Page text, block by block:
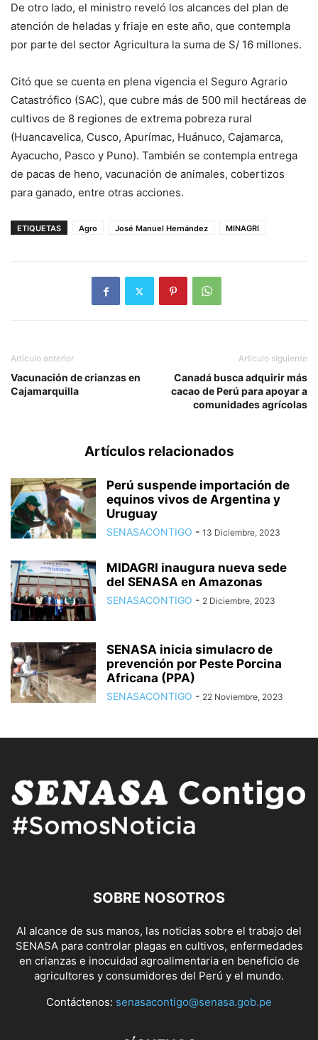
De otro lado, el ministro reveló los alcances del plan de
atención de heladas y friaje en este año, que contempla
por parte del sector Agricultura la suma de S/ 16 millones.
Citó que se cuenta en plena vigencia el Seguro Agrario
Catastrófico (SAC), que cubre más de 500 mil hectáreas de
cultivos de 8 regiones de extrema pobreza rural
(Huancavelica, Cusco, Apurímac, Huánuco, Cajamarca,
Ayacucho, Pasco y Puno). También se contempla entrega
de pacas de heno, vacunación de animales, cobertizos
para ganado, entre otras acciones.
ETIQUETAS Agro José Manuel Hernández MINAGRI
Artículo anterior
Vacunación de crianzas en
Cajamarquilla
Artículo siguiente
Canadá busca adquirir más
cacao de Perú para apoyar a
comunidades agrícolas
Artículos relacionados
Perú suspende importación de
equinos vivos de Argentina y
Uruguay
SENASACONTIGO - 13 Diciembre, 2023
MIDAGRI inaugura nueva sede
del SENASA en Amazonas
SENASACONTIGO - 2 Diciembre, 2023
SENASA inicia simulacro de
prevención por Peste Porcina
Africana (PPA)
SENASACONTIGO - 22 Noviembre, 2023
SOBRE NOSOTROS
Al alcance de sus manos, las noticias sobre el trabajo del
SENASA para controlar plagas en cultivos, enfermedades
en crianzas e inocuidad agroalimentaria en beneficio de
agricultores y consumidores del Perú y el mundo.
Contáctenos: senasacontigo@senasa.gob.pe